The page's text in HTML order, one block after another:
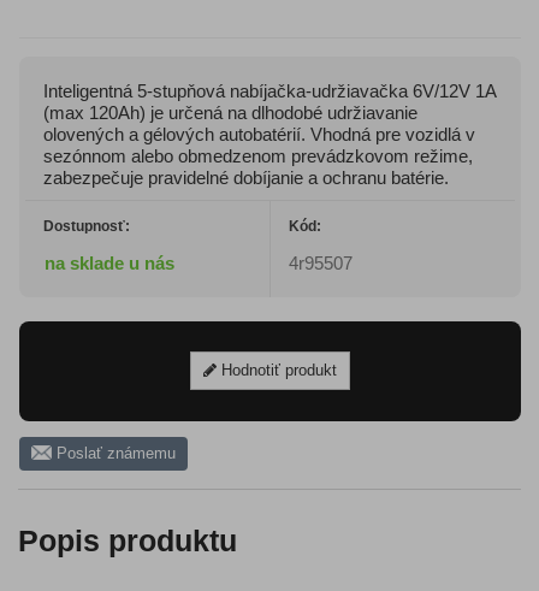
Inteligentná 5-stupňová nabíjačka-udržiavačka 6V/12V 1A
(max 120Ah) je určená na dlhodobé udržiavanie
olovených a gélových autobatérií. Vhodná pre vozidlá v
sezónnom alebo obmedzenom prevádzkovom režime,
zabezpečuje pravidelné dobíjanie a ochranu batérie.
Dostupnosť:
na sklade u nás
Kód:
4r95507
Hodnotiť produkt
Poslať známemu
Popis produktu